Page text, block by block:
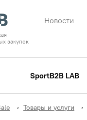
закупок
Новости
SportB2B LAB
Товары и услуги